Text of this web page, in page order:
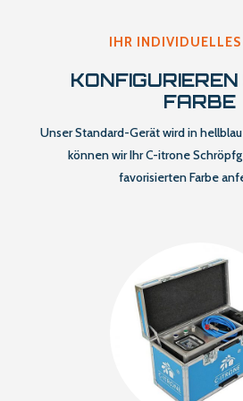
IHR
FARBE
Unser Standard-Gerät wird in
können wir Ihr C-itrone
favorisierten Farbe